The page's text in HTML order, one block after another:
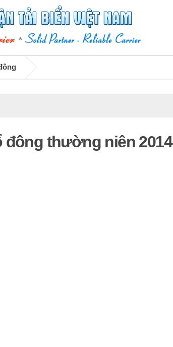
đông thường niên 2014